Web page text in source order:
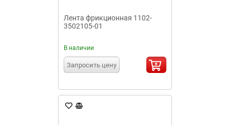
Лента фрикционная 1102-
3502105-01
В наличии
Запросить цену